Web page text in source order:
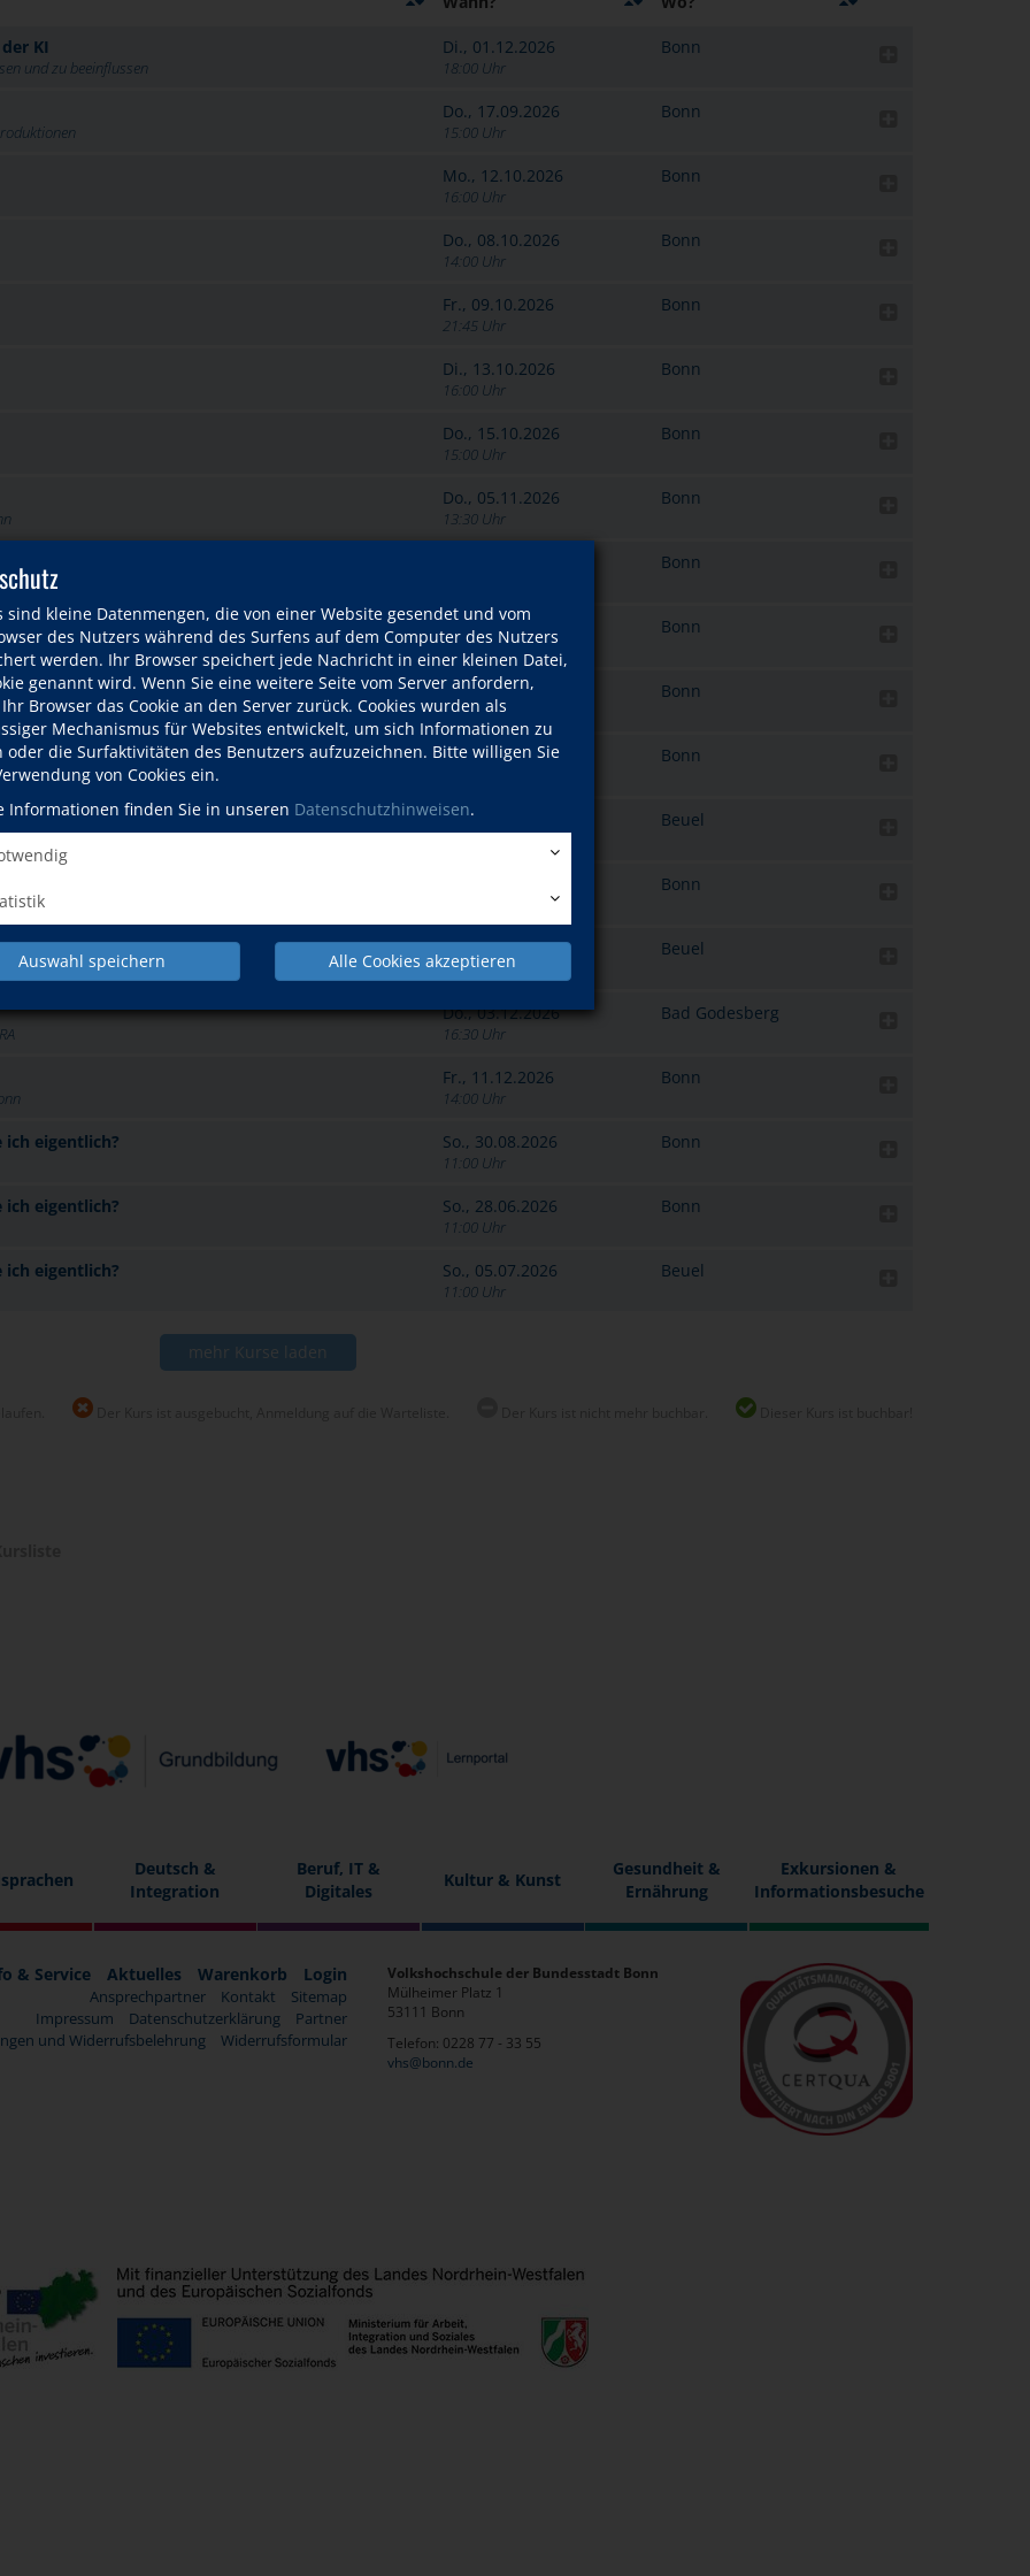
sind kleine Datenmengen, die von einer Website gesendet und vom
des Nutzers während des Surfens auf dem Computer des Nutzers
werden. Ihr Browser speichert jede Nachricht in einer kleinen Datei,
genannt wird. Wenn Sie eine weitere Seite vom Server anfordern,
Browser das Cookie an den Server zurück. Cookies wurden als
Mechanismus für Websites entwickelt, um sich Informationen zu
oder die Surfaktivitäten des Benutzers aufzuzeichnen. Bitte willigen Sie
von Cookies ein.
Informationen finden Sie in unseren Datenschutzhinweisen.
Auswahl speichern Alle Cookies akzeptieren
KI
und zu beeinflussen
Di., 01.12.2026
18:00 Uhr
Bonn
Do., 17.09.2026
15:00 Uhr
Bonn
Mo., 12.10.2026
16:00 Uhr
Bonn
Do., 08.10.2026
14:00 Uhr
Bonn
Fr., 09.10.2026
21:45 Uhr
Bonn
Di., 13.10.2026
16:00 Uhr
Bonn
Do., 15.10.2026
15:00 Uhr
Bonn
Do., 05.11.2026
13:30 Uhr
Bonn
Bonn
Mo., 23.11.2026
16:00 Uhr
Bonn
Do., 26.11.2026
10:00 Uhr
Bonn
Mo., 30.11.2026 Bonn
Fr., 26.06.2026 Beuel
Bonn
Fr., 25.09.2026
17:00 Uhr
Beuel
Do., 03.12.2026
16:30 Uhr
Bad Godesberg
Fr., 11.12.2026
14:00 Uhr
Bonn
ich eigentlich? So., 30.08.2026
11:00 Uhr
Bonn
ich eigentlich? So., 28.06.2026
11:00 Uhr
Bonn
ich eigentlich? So., 05.07.2026
11:00 Uhr
Beuel
mehr Kurse laden
Deutsch &
Integration
Beruf, IT &
Digitales
Kultur & Kunst
Gesundheit &
Ernährung
Exkursionen &
Informationsbesuche
& Service Aktuelles Warenkorb Login
Ansprechpartner Kontakt
Sitemap
Impressum
Datenschutzerklärung
Partner
und Widerrufsbelehrung
Widerrufsformular
Volkshochschule der Bundesstadt Bonn
Mülheimer Platz 1
53111 Bonn
Telefon: 0228 77 - 33 55
vhs@bonn.de